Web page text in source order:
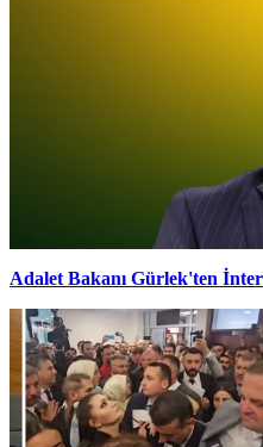
Adalet Bakanı Gürlek'ten